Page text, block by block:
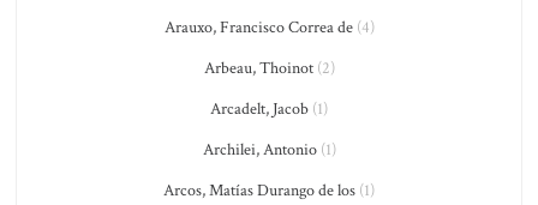
Arauxo, Francisco Correa de(4)
Arbeau, Thoinot(2)
Arcadelt, Jacob (1)
Archilei, Antonio(1)
Arcos, Matías Durango de los (1)